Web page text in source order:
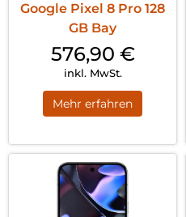
Google Pixel 8 Pro 128
GB Bay
576,90 €
inkl. MwSt.
Mehr erfahren